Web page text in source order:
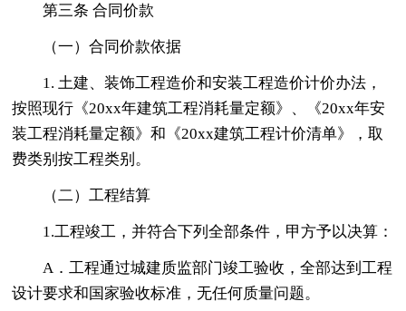
第三条 合同价款
（一）合同价款依据
1. 土建、装饰工程造价和安装工程造价计价办法，
按照现行《20xx年建筑工程消耗量定额》、《20xx年安
装工程消耗量定额》和《20xx建筑工程计价清单》，取
费类别按工程类别。
（二）工程结算
1.工程竣工，并符合下列全部条件，甲方予以决算：
A．工程通过城建质监部门竣工验收，全部达到工程
设计要求和国家验收标准，无任何质量问题。